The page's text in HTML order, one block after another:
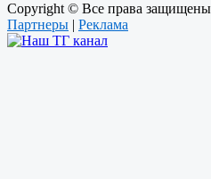
Copyright © Все права
Партнеры | Реклама